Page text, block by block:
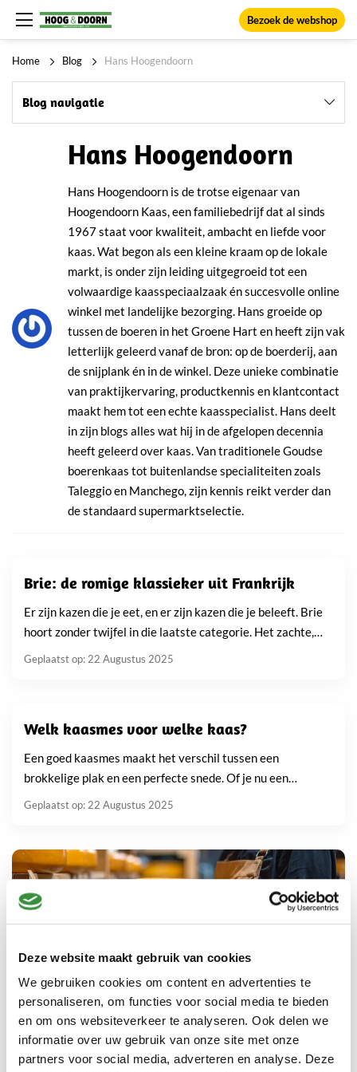
Deze website maakt gebruik van cookies
We gebruiken cookies om content en advertenties te
personaliseren, om functies voor social media te bieden
en om ons websiteverkeer te analyseren. Ook delen we
informatie over uw gebruik van onze site met onze
partners voor social media, adverteren en analyse. Deze
Bezoek de webshop
Home Blog Hans Hoogendoorn
Hans Hoogendoorn
Hans Hoogendoorn is de trotse eigenaar van
Hoogendoorn Kaas, een familiebedrijf dat al sinds
1967 staat voor kwaliteit, ambacht en liefde voor
kaas. Wat begon als een kleine kraam op de lokale
markt, is onder zijn leiding uitgegroeid tot een
volwaardige kaasspeciaalzaak én succesvolle online
winkel met landelijke bezorging. Hans groeide op
tussen de boeren in het Groene Hart en heeft zijn vak
letterlijk geleerd vanaf de bron: op de boerderij, aan
de snijplank én in de winkel. Deze unieke combinatie
van praktijkervaring, productkennis en klantcontact
maakt hem tot een echte kaasspecialist. Hans deelt
in zijn blogs alles wat hij in de afgelopen decennia
heeft geleerd over kaas. Van traditionele Goudse
boerenkaas tot buitenlandse specialiteiten zoals
Taleggio en Manchego, zijn kennis reikt verder dan
de standaard supermarktselectie.
Brie: de romige klassieker uit Frankrijk
Er zijn kazen die je eet, en er zijn kazen die je beleeft. Brie
hoort zonder twijfel in die laatste categorie. Het zachte,
romige hart...
Geplaatst op: 22 Augustus 2025
Welk kaasmes voor welke kaas?
Een goed kaasmes maakt het verschil tussen een
brokkelige plak en een perfecte snede. Of je nu een
kaasplank samenstelt of gewoon een stuk kaas...
Geplaatst op: 22 Augustus 2025
Goudse kaas: Nederlands trots in iedere hap
Goudse kaas is meer dan een plak op brood of een blokje bij
Blog navigatie